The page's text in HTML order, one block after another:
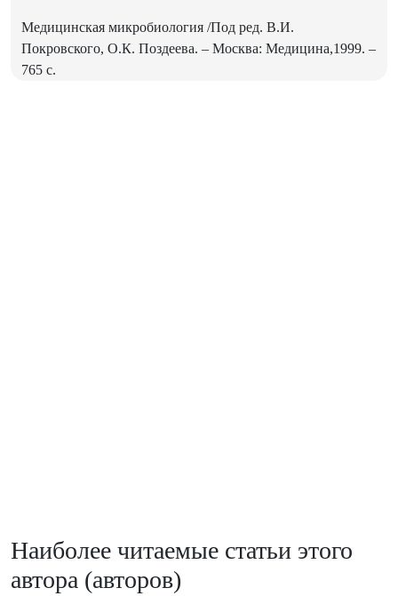
Медицинская микробиология /Под ред. В.И.
Покровского, О.К. Поздеева. – Москва: Медицина,1999. –
765 с.
Наиболее читаемые статьи этого
автора (авторов)